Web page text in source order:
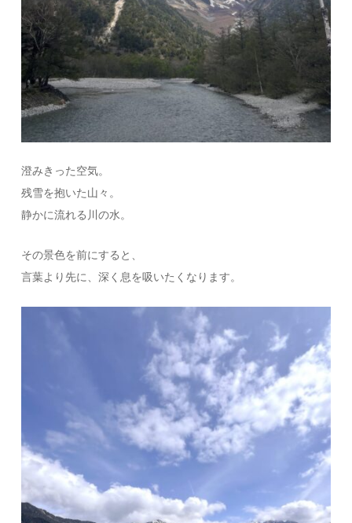
澄みきった空気。
残雪を抱いた山々。
静かに流れる川の水。
その景色を前にすると、
言葉より先に、深く息を吸いたくなります。